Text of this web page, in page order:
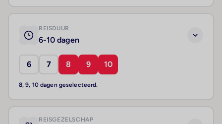
REISDUUR
6-10 dagen
6 7 8 9 10
8, 9, 10 dagen geselecteerd.
REISGEZELSCHAP